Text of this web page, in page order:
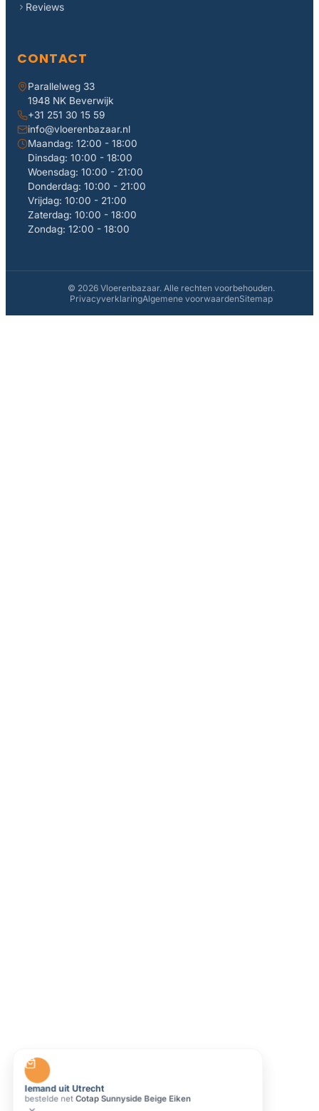
Reviews
CONTACT
Parallelweg 33
1948 NK Beverwijk
+31 251 30 15 59
info@vloerenbazaar.nl
Maandag: 12:00 - 18:00
Dinsdag: 10:00 - 18:00
Woensdag: 10:00 - 21:00
Donderdag: 10:00 - 21:00
Vrijdag: 10:00 - 21:00
Zaterdag: 10:00 - 18:00
Zondag: 12:00 - 18:00
© 2026 Vloerenbazaar. Alle rechten voorbehouden.
PrivacyverklaringAlgemene voorwaardenSitemap
Iemand uit Utrecht
bestelde net Cotap Sunnyside Beige Eiken